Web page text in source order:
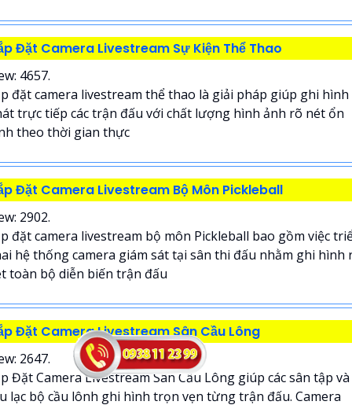
Đặt Camera Livestream Sự Kiện Thể Thao
4657.
đặt camera livestream thể thao là giải pháp giúp ghi hình
trực tiếp các trận đấu với chất lượng hình ảnh rõ nét ổn
theo thời gian thực
Đặt Camera Livestream Bộ Môn Pickleball
2902.
đặt camera livestream bộ môn Pickleball bao gồm việc
hệ thống camera giám sát tại sân thi đấu nhằm ghi hình
toàn bộ diễn biến trận đấu
Đặt Camera Livestream Sân Cầu Lông
2647.
Đặt Camera Livestream Sân Cầu Lông giúp các sân tập và
lạc bộ cầu lônh ghi hình trọn vẹn từng trận đấu. Camera